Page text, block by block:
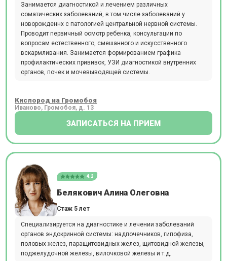
Занимается диагностикой и лечением различных
соматических заболеваний, в том числе заболеваний у
новорожденнх с патологией центральной нервной системы.
Проводит первичный осмотр ребенка, консультации по
вопросам естественного, смешанного и искусственного
вскармливания. Занимается формированием графика
профилактических прививок, УЗИ диагностикой внутренних
органов, почек и мочевыводящей системы.
Кислород на Громобоя
Иваново, Громобоя, д. 13
ЗАПИСАТЬСЯ НА ПРИЕМ
4.2
Белякович Алина Олеговна
Стаж 5 лет
Специализируется на диагностике и лечении заболеваний
органов эндокринной системы: надпочечников, гипофиза,
половых желез, паращитовидных желез, щитовидной железы,
поджелудочной железы, вилочковой железы и т.д.